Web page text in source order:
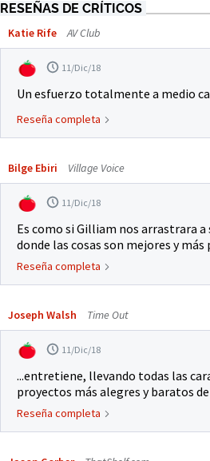
RESEÑAS DE CRÍTICOS
Katie Rife AV Club
11/Dic/18
Un esfuerzo totalmente a medio
Reseña completa
Bilge Ebiri Village Voice
11/Dic/18
Es como si Gilliam nos arrastrara a
donde las cosas son mejores y más
Reseña completa
Joseph Walsh Time Out
11/Dic/18
...entretiene, llevando todas las
proyectos más alegres y baratos
Reseña completa